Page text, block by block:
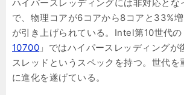
ハイパースレッディングには非対応とな
で、物理コアが6コアから8コアと33%
が引き上げられている。Intel第10世代の
10700 」ではハイパースレッディングが
スレッドというスペックを持つ。世代を
に進化を遂げている。